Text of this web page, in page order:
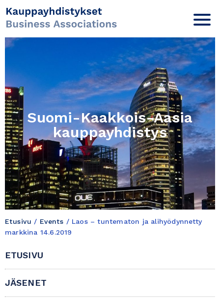
Suomi-Kaakkois-Aasia
kauppayhdistys
Etusivu / Events / Laos – tuntematon ja alihyödynnetty
markkina 14.6.2019
ETUSIVU
JÄSENET